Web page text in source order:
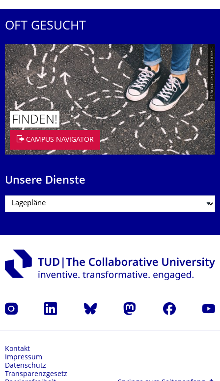
OFT GESUCHT
© Smarterpix / tomert
FINDEN!
CAMPUS NAVIGATOR
Unsere Dienste
Instagram LinkedIn Bluesky Mastodon Facebook
Kontakt
Impressum
Datenschutz
Transparenzgesetz